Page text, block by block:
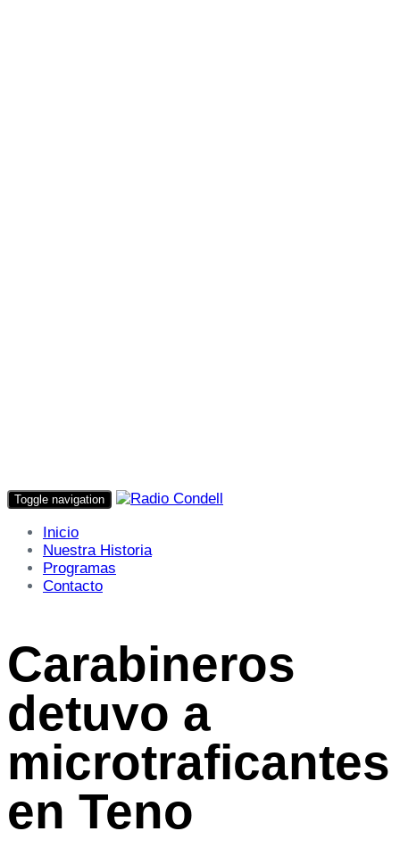
Toggle navigation
Inicio
Nuestra Historia
Programas
Contacto
Carabineros
detuvo a
microtraficantes
en Teno